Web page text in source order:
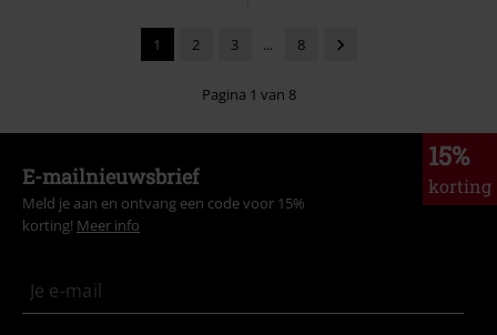
1 2 3 ... 8
Pagina 1 van 8
15%
korting
E-mailnieuwsbrief
Meld je aan en ontvang een code voor 15%
korting! Meer info